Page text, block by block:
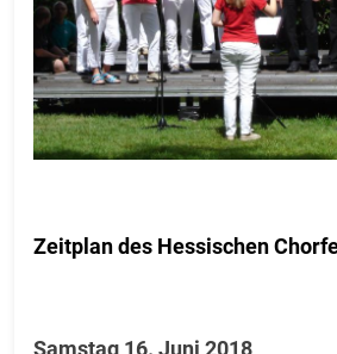
Zeitplan des Hessischen
Samstag 16. Juni 2018